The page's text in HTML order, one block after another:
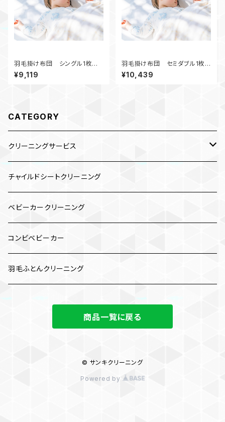
羽毛掛け布団 シングル1枚クリ
ーニング
¥9,119
羽毛掛け布団 セミダブル1枚ク
リーニング
¥10,439
CATEGORY
クリーニングサービス
ベビー用品
衣類
布団
チャイルドシートクリーニング
ベビーカークリーニング
コンビベビーカー
羽毛ふとんクリーニング
商品一覧に戻る
© サンキクリーニング
Powered by